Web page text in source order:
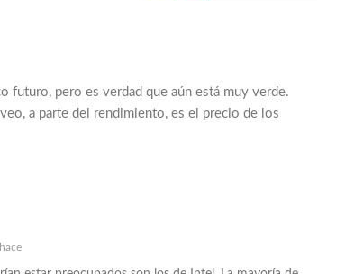
futuro, pero es verdad que aún está muy verde.
a parte del rendimiento, es el precio de los